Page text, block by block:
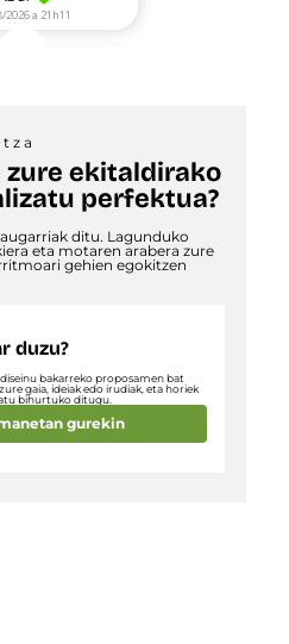
zure ekitaldirako
perfektua?
ditu. Lagunduko
eta motaren arabera zure
gehien egokitzen
duzu?
bakarreko proposamen bat
gaia, ideiak edo irudiak, eta horiek
bihurtuko ditugu.
gurekin